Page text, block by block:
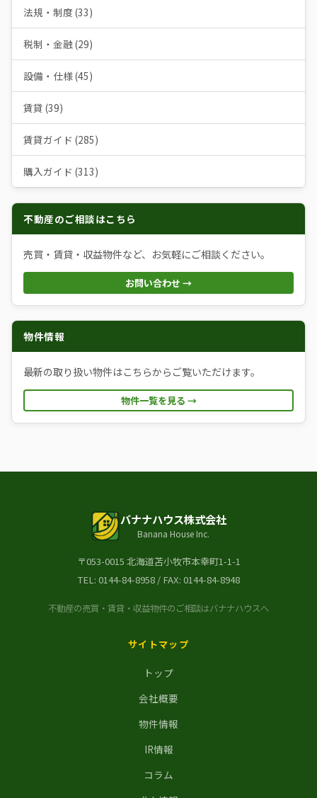
法規・制度 (33)
税制・金融 (29)
設備・仕様 (45)
賃貸 (39)
賃貸ガイド (285)
購入ガイド (313)
不動産のご相談はこちら
売買・賃貸・収益物件など、お気軽にご相談ください。
お問い合わせ →
物件情報
最新の取り扱い物件はこちらからご覧いただけます。
物件一覧を見る →
バナナハウス株式会社
Banana House Inc.
〒053-0015 北海道苫小牧市本幸町1-1-1
TEL: 0144-84-8958 / FAX: 0144-84-8948
不動産の売買・賃貸・収益物件のご相談はバナナハウスへ
サイトマップ
トップ
会社概要
物件情報
IR情報
コラム